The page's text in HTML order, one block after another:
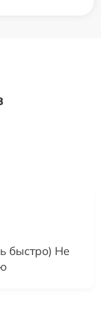
быстро) Не